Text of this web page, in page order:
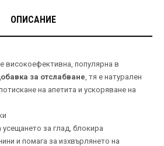
ОПИСАНИЕ
високоефективна, популярна в
за отслабване, тя е натурален
на апетита и ускоряване на
за глад, блокира
и помага за изхвърлянето на